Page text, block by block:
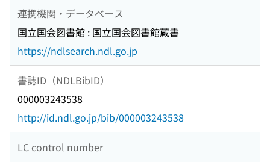
連携機関・データベース
国立国会図書館 : 国立国会図書館蔵書
https://ndlsearch.ndl.go.jp
書誌ID（NDLBibID）
000003243538
http://id.ndl.go.jp/bib/000003243538
LC control number